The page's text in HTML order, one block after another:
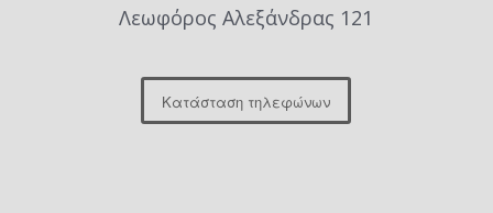
Λεωφόρος Αλεξάνδρας 121
Κατάσταση τηλεφώνων